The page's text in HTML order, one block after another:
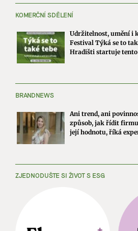
KOMERČNÍ SDĚLENÍ
Udržitelnost, umění i
Festival Týká se to
Hradišti startuje
BRANDNEWS
Ani trend, ani
způsob, jak řídit firmu
její hodnotu, říká
ZJEDNODUŠTE SI ŽIVOT S ESG